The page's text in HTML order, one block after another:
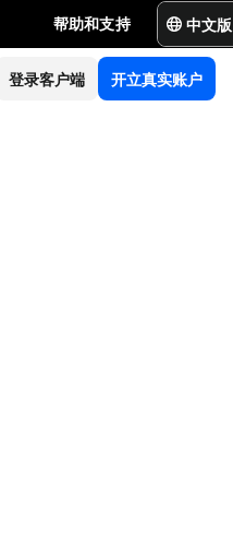
帮助和支持 中文版
开立真实账户
登录客户端